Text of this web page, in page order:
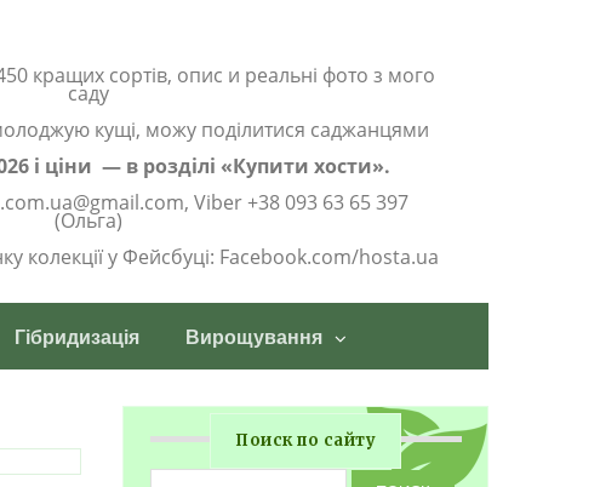
кращих сортів, опис и реальні фото з мого
саду
кущі, можу поділитися саджанцями
і ціни — в розділі «Купити хости».
Viber +38 093 63 65 397
(Ольга)
колекції у Фейсбуці: Facebook.com/hosta.ua
Гібридизація Вирощування
Поиск по сайту